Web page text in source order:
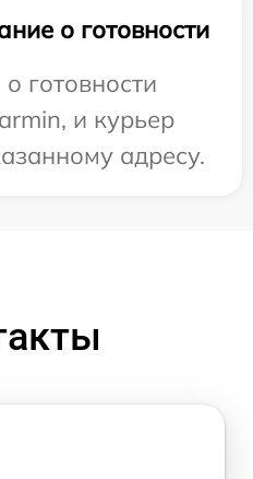
о готовности
готовности
и курьер
адресу.